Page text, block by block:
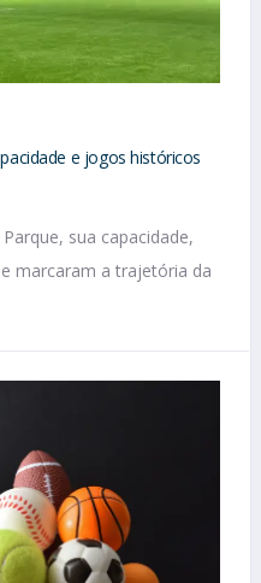
e jogos históricos
sua capacidade,
marcaram a trajetória da